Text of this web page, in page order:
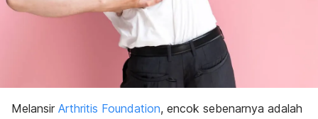
Melansir Arthritis Foundation, encok sebenarnya adalah